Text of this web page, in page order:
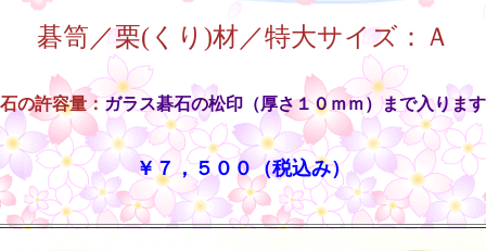
碁笥／栗(くり)材／特大サイズ：Ａ
の許容量：ガラス碁石の松印（厚さ１０ｍｍ）まで入りま
￥７，５００（税込み）